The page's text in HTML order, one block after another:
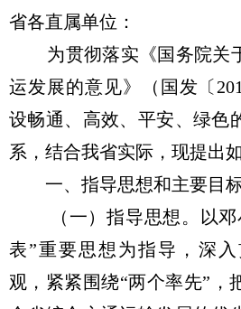
省各直属单位：
为贯彻落实《国务院关
运发展的意见》（国发〔
设畅通、高效、平安、绿色
系，结合我省实际，现提出
一、指导思想和主要目
（一）指导思想。以邓
表”重要思想为指导，深
观，紧紧围绕“两个率先”，